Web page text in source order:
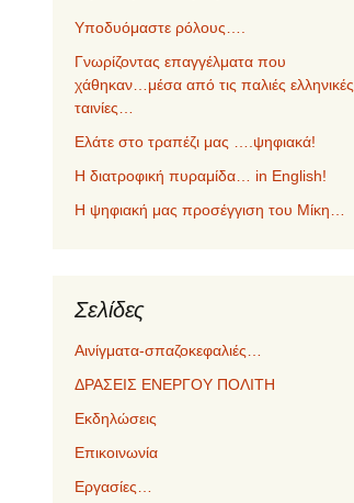
Υποδυόμαστε ρόλους….
Γνωρίζοντας επαγγέλματα που
χάθηκαν…μέσα από τις παλιές ελληνικές
ταινίες…
Ελάτε στο τραπέζι μας ….ψηφιακά!
Η διατροφική πυραμίδα… in English!
Η ψηφιακή μας προσέγγιση του Μίκη…
Σελίδες
Αινίγματα-σπαζοκεφαλιές…
ΔΡΑΣΕΙΣ ΕΝΕΡΓΟΥ ΠΟΛΙΤΗ
Εκδηλώσεις
Επικοινωνία
Εργασίες…